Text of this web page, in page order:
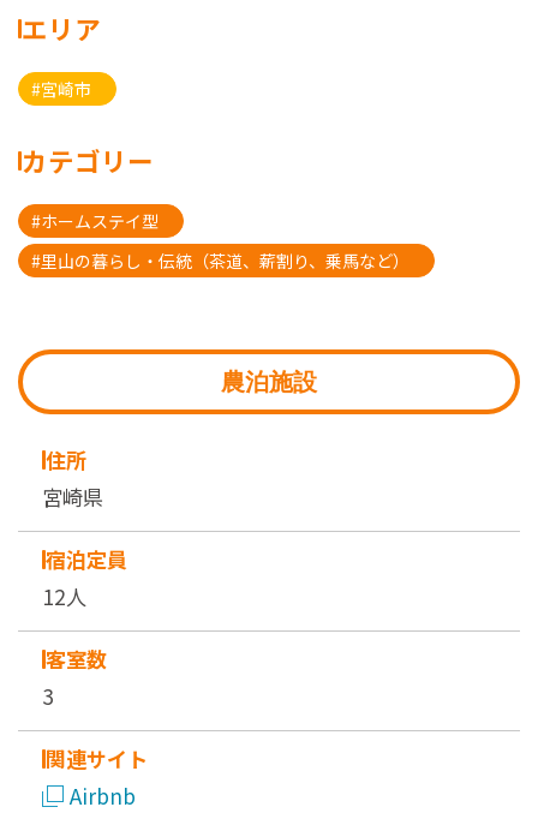
エリア
#宮崎市
カテゴリー
#ホームステイ型
#里山の暮らし・伝統（茶道、薪割り、乗馬など）
農泊施設
住所
宮崎県
宿泊定員
12人
客室数
3
関連サイト
Airbnb